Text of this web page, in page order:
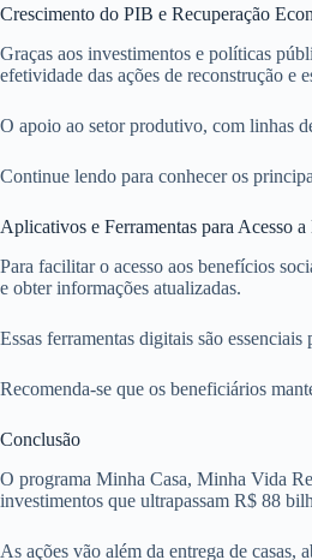
Crescimento do PIB e Recuperação
Graças aos investimentos e políticas
efetividade das ações de reconstrução e
O apoio ao setor produtivo, com linhas
Continue lendo para conhecer os
Aplicativos e Ferramentas para Acesso
Para facilitar o acesso aos benefícios
e obter informações atualizadas.
Essas ferramentas digitais são
Recomenda-se que os beneficiários
Conclusão
O programa Minha Casa, Minha Vida
investimentos que ultrapassam R$ 88
As ações vão além da entrega de